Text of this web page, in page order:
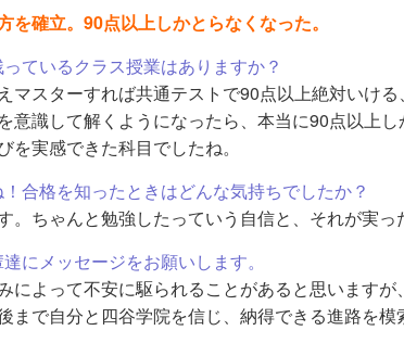
を確立。90点以上しかとらなくなった。
ているクラス授業はありますか？
マスターすれば共通テストで90点以上絶対いけ
意識して解くようになったら、本当に90点以上
を実感できた科目でしたね。
合格を知ったときはどんな気持ちでしたか？
。ちゃんと勉強したっていう自信と、それが実っ
にメッセージをお願いします。
によって不安に駆られることがあると思います
まで自分と四谷学院を信じ、納得できる進路を